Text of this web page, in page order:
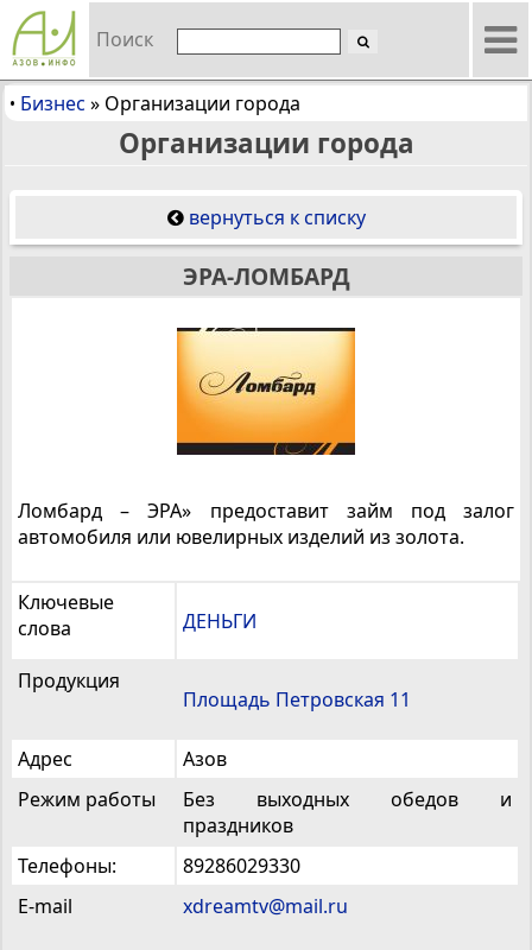
Поиск
• Бизнес » Организации города
Организации города
вернуться к списку
ЭРА-ЛОМБАРД
Ломбард – ЭРА» предоставит займ под залог
автомобиля или ювелирных изделий из золота.
Ключевые
слова
ДЕНЬГИ
Продукция
Площадь Петровская 11
Адрес
Азов
Режим работы
Без выходных обедов и
праздников
Телефоны:
89286029330
E-mail
xdreamtv@mail.ru